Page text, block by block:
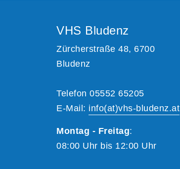
VHS Bludenz
Zürcherstraße 48, 6700
Bludenz
Telefon 05552 65205
E-Mail: info(at)vhs-bludenz.at
Montag - Freitag:
08:00 Uhr bis 12:00 Uhr